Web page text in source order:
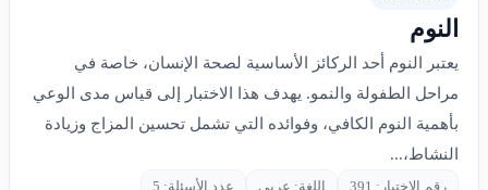
النوم
يعتبر النوم أحد الركائز الأساسية لصحة الإنسان، خاصة في
مراحل الطفولة والنمو. يهدف هذا الاختبار إلى قياس مدى الوعي
بأهمية النوم الكافي، وفوائده التي تشمل تحسين المزاج وزيادة
النشاط،...
رقم الاختبار: 391 اللغة: عربي عدد الأسئلة: 5